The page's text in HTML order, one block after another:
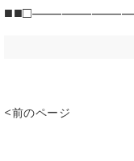
<前のページ